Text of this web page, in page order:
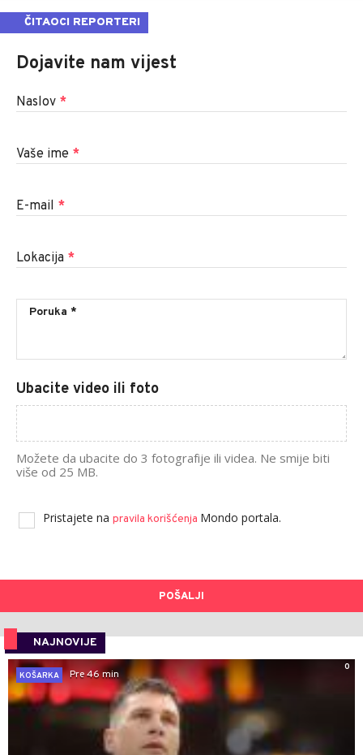
ČITAOCI REPORTERI
Dojavite nam vijest
Naslov *
Vaše ime *
E-mail *
Lokacija *
Ubacite video ili foto
Možete da ubacite do 3 fotografije ili videa. Ne smije biti
više od 25 MB.
Pristajete na pravila korišćenja Mondo portala.
POŠALJI
NAJNOVIJE
0
KOŠARKA
Pre 46 min